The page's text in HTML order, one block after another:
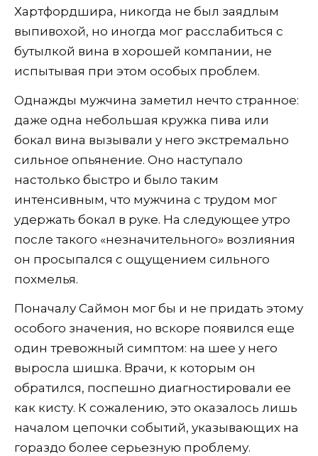
Хартфордшира, никогда не был заядлым
выпивохой, но иногда мог расслабиться с
бутылкой вина в хорошей компании, не
испытывая при этом особых проблем.
Однажды мужчина заметил нечто странное:
даже одна небольшая кружка пива или
бокал вина вызывали у него экстремально
сильное опьянение. Оно наступало
настолько быстро и было таким
интенсивным, что мужчина с трудом мог
удержать бокал в руке. На следующее утро
после такого «незначительного» возлияния
он просыпался с ощущением сильного
похмелья.
Поначалу Саймон мог бы и не придать этому
особого значения, но вскоре появился еще
один тревожный симптом: на шее у него
выросла шишка. Врачи, к которым он
обратился, поспешно диагностировали ее
как кисту. К сожалению, это оказалось лишь
началом цепочки событий, указывающих на
гораздо более серьезную проблему.